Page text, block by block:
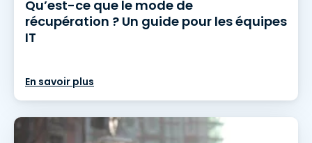
Qu’est-ce que le mode de
récupération ? Un guide pour les équipes
IT
En savoir plus